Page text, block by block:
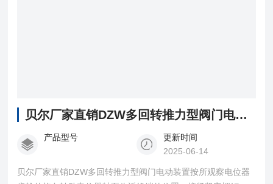
贝尔厂家直销DZW多回转推力型阀门电动装置
产品型号
更新时间
2025-06-14
贝尔厂家直销DZW多回转推力型阀门电动装置按所观察电位器